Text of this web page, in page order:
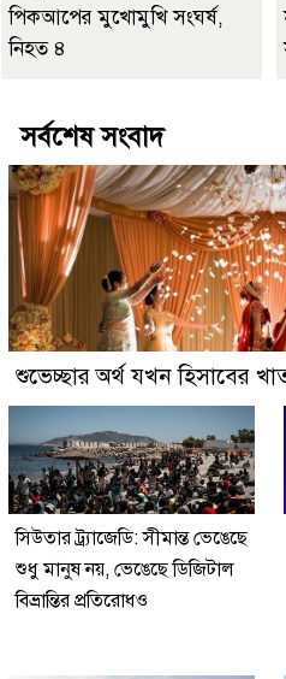
পিকআপের মুখোমুখি সংঘর্ষ,
নিহত ৪
সর্বশেষ সংবাদ
শুভেচ্ছার অর্থ যখন হিসাবের
সিউতার ট্র্যাজেডি: সীমান্ত ভেঙেছে
শুধু মানুষ নয়, ভেঙেছে ডিজিটাল
বিভ্রান্তির প্রতিরোধও